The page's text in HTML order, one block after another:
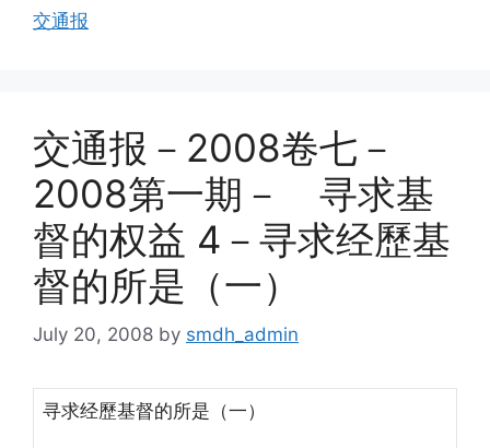
交通报
交通报－2008卷七－
2008第一期－ 寻求基
督的权益 4－寻求经歷基
督的所是（一）
July 20, 2008 by smdh_admin
寻求经歷基督的所是（一）